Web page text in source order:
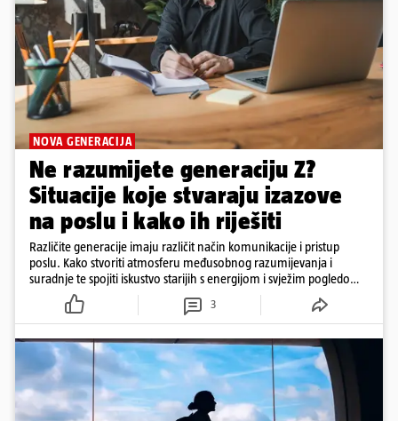
NOVA GENERACIJA
Ne razumijete generaciju Z?
Situacije koje stvaraju izazove
na poslu i kako ih riješiti
Različite generacije imaju različit način komunikacije i pristup
poslu. Kako stvoriti atmosferu međusobnog razumijevanja i
suradnje te spojiti iskustvo starijih s energijom i svježim pogledom
mlađih zaposlenika?
3